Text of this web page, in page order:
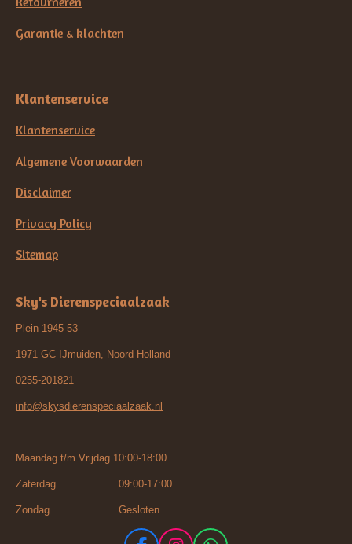
Garantie & klachten
Klantenservice
Klantenservice
Algemene Voorwaarden
Disclaimer
Privacy Policy
Sitemap
Sky's Dierenspeciaalzaak
Plein 1945 53
1971 GC IJmuiden, Noord-Holland
0255-201821
info@skysdierenspeciaalzaak.nl
Maandag t/m Vrijdag 10:00-18:00
Zaterdag 09:00-17:00
Zondag Gesloten